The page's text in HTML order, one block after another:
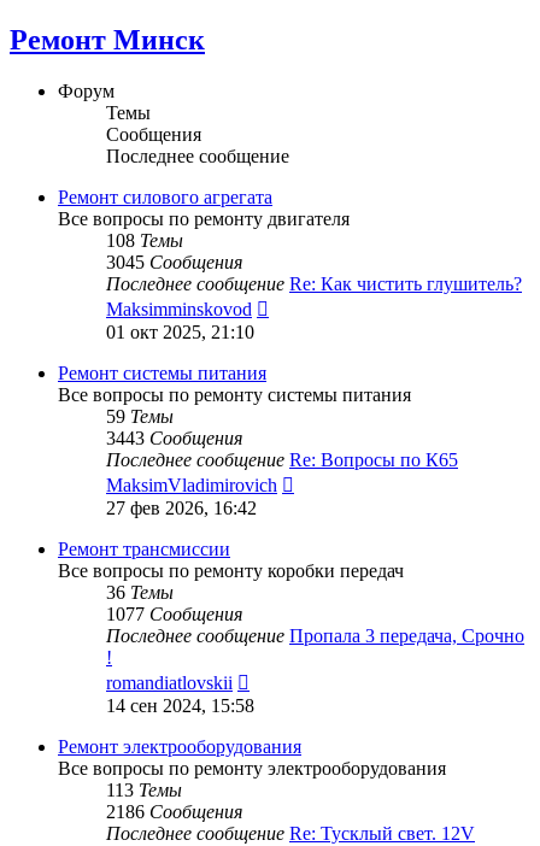
Ремонт Минск
Форум
Темы
Сообщения
Последнее сообщение
Ремонт силового агрегата
Все вопросы по ремонту двигателя
108 Темы
3045 Сообщения
Последнее сообщение Re: Как чистить глушитель?
Maksimminskovod
01 окт 2025, 21:10
Ремонт системы питания
Все вопросы по ремонту системы питания
59 Темы
3443 Сообщения
Последнее сообщение Re: Вопросы по К65
MaksimVladimirovich
27 фев 2026, 16:42
Ремонт трансмиссии
Все вопросы по ремонту коробки передач
36 Темы
1077 Сообщения
Последнее сообщение Пропала 3 передача, Срочно
!
romandiatlovskii
к
сообщению
14 сен 2024, 15:58
Ремонт электрооборудования
Все вопросы по ремонту электрооборудования
113 Темы
2186 Сообщения
Последнее сообщение Re: Тусклый свет. 12V